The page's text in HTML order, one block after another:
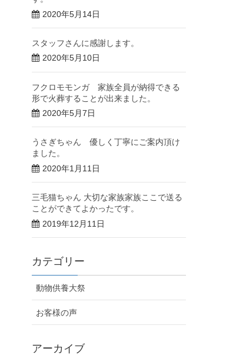
2020年5月14日
スタッフさんに感謝します。
2020年5月10日
フクロモモンガ 家族全員が納得できる
形で火葬することが出来ました。
2020年5月7日
うさぎちゃん 優しく丁寧にご案内頂け
ました。
2020年1月11日
三毛猫ちゃん 大切な家族家族ここで送る
ことができてよかったです。
2019年12月11日
カテゴリー
動物供養大祭
お客様の声
アーカイブ